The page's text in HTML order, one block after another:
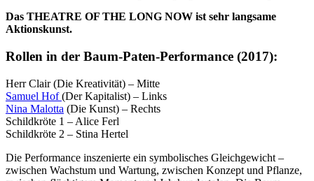
Das THEATRE OF THE LONG NOW ist sehr langsame
Aktionskunst.
Rollen in der Baum-Paten-Performance (2017):
Herr Clair (Die Kreativität) – Mitte
Samuel Hof(Der Kapitalist) – Links
Nina Malotta (Die Kunst) – Rechts
Schildkröte 1 – Alice Ferl
Schildkröte 2 – Stina Hertel
Die Performance inszenierte ein symbolisches Gleichgewicht –
zwischen Wachstum und Wartung, zwischen Konzept und Pflanze,